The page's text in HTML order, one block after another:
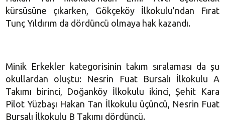
kürsüsüne çıkarken, Gökçeköy İlkokulu’ndan Fırat
Tunç Yıldırım da dördüncü olmaya hak kazandı.
Minik Erkekler kategorisinin takım sıralaması da şu
okullardan oluştu: Nesrin Fuat Bursalı İlkokulu A
Takımı birinci, Doğanköy İlkokulu ikinci, Şehit Kara
Pilot Yüzbaşı Hakan Tan İlkokulu üçüncü, Nesrin Fuat
Bursalı İlkokulu B Takımı dördüncü.